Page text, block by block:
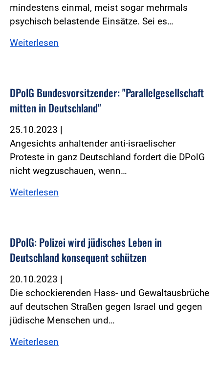
mindestens einmal, meist sogar mehrmals
psychisch belastende Einsätze. Sei es…
Weiterlesen
DPolG Bundesvorsitzender: "Parallelgesellschaft
mitten in Deutschland"
25.10.2023 |
Angesichts anhaltender anti-israelischer
Proteste in ganz Deutschland fordert die DPolG
nicht wegzuschauen, wenn…
Weiterlesen
DPolG: Polizei wird jüdisches Leben in
Deutschland konsequent schützen
20.10.2023 |
Die schockierenden Hass- und Gewaltausbrüche
auf deutschen Straßen gegen Israel und gegen
jüdische Menschen und…
Weiterlesen